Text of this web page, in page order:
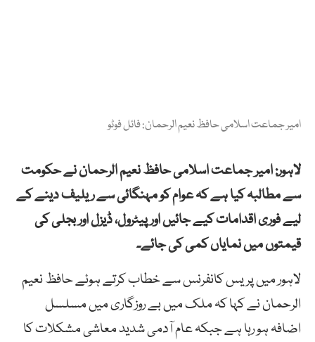
امیر جماعت اسلامی حافظ نعیم الرحمان: فائل فوٹو
لاہور: امیر جماعت اسلامی حافظ نعیم الرحمان نے حکومت
سے مطالبہ کیا ہے کہ عوام کو مہنگائی سے ریلیف دینے کے
لیے فوری اقدامات کیے جائیں اور پیٹرول، ڈیزل اور بجلی کی
قیمتوں میں نمایاں کمی کی جائے۔
لاہور میں پریس کانفرنس سے خطاب کرتے ہوئے حافظ نعیم
الرحمان نے کہا کہ ملک میں بے روزگاری میں مسلسل
اضافہ ہو رہا ہے جبکہ عام آدمی شدید معاشی مشکلات کا